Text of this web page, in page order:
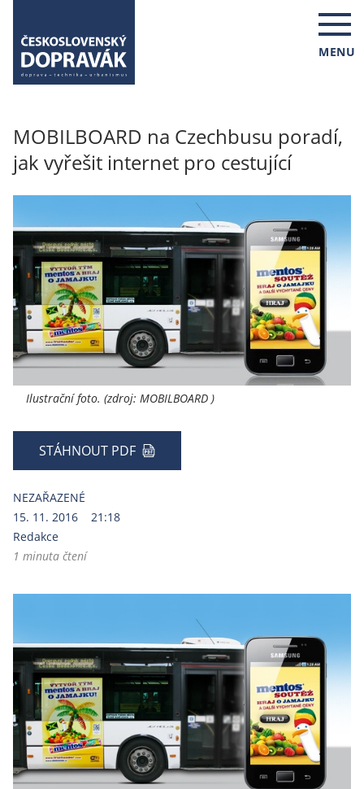
MENU
MOBILBOARD na Czechbusu poradí,
jak vyřešit internet pro cestující
Ilustrační foto. (zdroj: MOBILBOARD )
STÁHNOUT PDF
NEZAŘAZENÉ
15. 11. 2016
21:18
Redakce
1 minuta čtení